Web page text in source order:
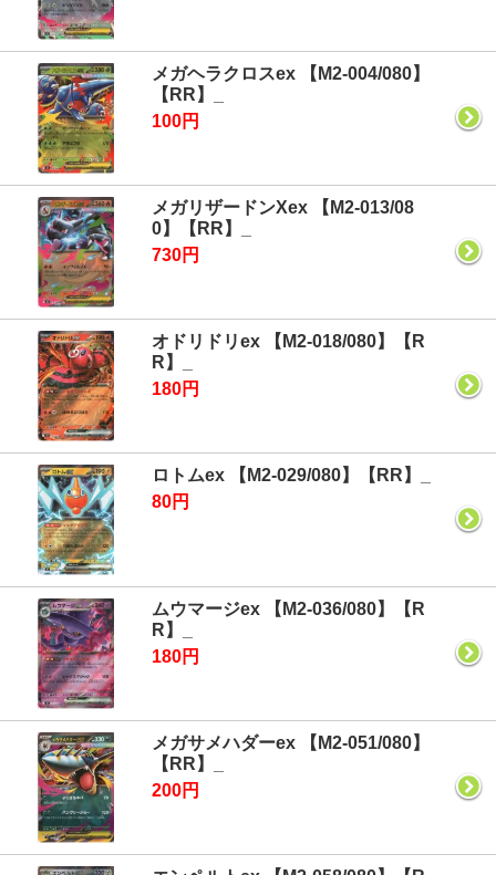
メガヘラクロスex 【M2-004/080】
【RR】_
100円
メガリザードンXex 【M2-013/08
0】【RR】_
730円
オドリドリex 【M2-018/080】【R
R】_
180円
ロトムex 【M2-029/080】【RR】_
80円
ムウマージex 【M2-036/080】【R
R】_
180円
メガサメハダーex 【M2-051/080】
【RR】_
200円